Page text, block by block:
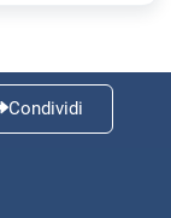
Condividi